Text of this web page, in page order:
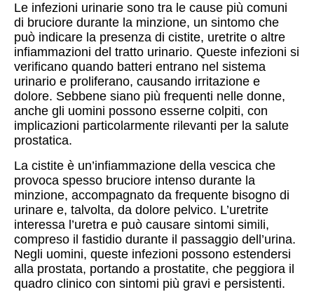
Le infezioni urinarie sono tra le cause più comuni
di bruciore durante la minzione, un sintomo che
può indicare la presenza di cistite, uretrite o altre
infiammazioni del tratto urinario. Queste infezioni si
verificano quando batteri entrano nel sistema
urinario e proliferano, causando irritazione e
dolore. Sebbene siano più frequenti nelle donne,
anche gli uomini possono esserne colpiti, con
implicazioni particolarmente rilevanti per la salute
prostatica.
La cistite è un’infiammazione della vescica che
provoca spesso bruciore intenso durante la
minzione, accompagnato da frequente bisogno di
urinare e, talvolta, da dolore pelvico. L’uretrite
interessa l’uretra e può causare sintomi simili,
compreso il fastidio durante il passaggio dell’urina.
Negli uomini, queste infezioni possono estendersi
alla prostata, portando a prostatite, che peggiora il
quadro clinico con sintomi più gravi e persistenti.